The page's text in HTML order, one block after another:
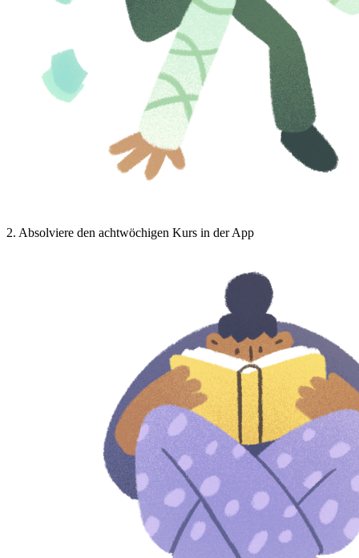
2. Absolviere den achtwöchigen Kurs in der App